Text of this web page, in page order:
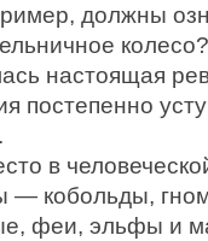
должны
колесо?
настоящая
постепенно
в
— кобольды,
феи, эльфы и